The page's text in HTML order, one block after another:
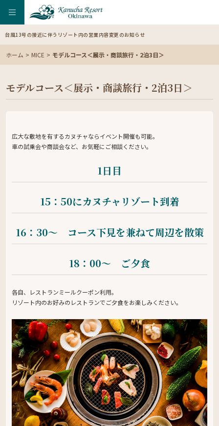
台風13号の接近に伴うリゾート内の営業内容変更のお知らせ
ホーム MICE モデルコース＜展示・商談旅行・2泊3日＞
モデルコース＜展示・商談旅行・2泊3日＞
広大な敷地を有するカヌチャならイベント開催も可能。
車の試乗会や商談会など、お気軽にご相談ください。
1日目
15：50にカヌチャリゾート到着
16：30〜 コース下見を兼ねて周辺を散策
18：00〜 ご夕食
各自、レストランミールクーポン利用。
リゾート内のお好みのレストランでご夕食をお楽しみください。